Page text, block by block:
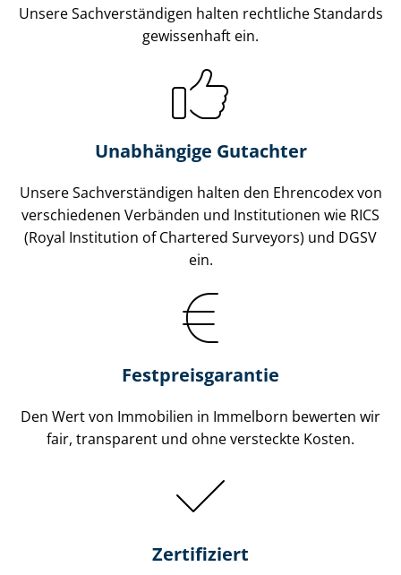
Unsere Sach­ver­stän­di­gen halten rechtliche Standards
gewissenhaft ein.
Unabhängige Gutachter
Unsere Sach­ver­stän­di­gen halten den Ehrencodex von
verschiedenen Verbänden und Institutionen wie RICS
(Royal Institution of Chartered Surveyors) und DGSV
ein.
Festpreis​garantie
Den Wert von Immobilien in Immelborn bewerten wir
fair, transparent und ohne versteckte Kosten.
Zertifiziert